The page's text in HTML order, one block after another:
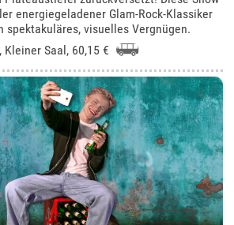
energiegeladener Glam-Rock-Klassiker
spektakuläres, visuelles Vergnügen.
, Kleiner Saal, 60,15 €